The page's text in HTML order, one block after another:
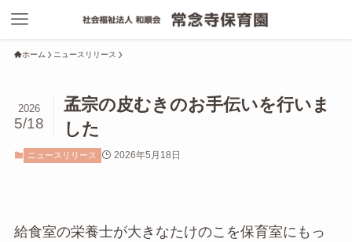
ホーム ニュースリリース
孟宗の皮むきのお手伝いを行いま
した
2026
5/18
ニュースリリース 2026年5月18日
給食室の栄養士が大きなたけのこを保育室にもっ